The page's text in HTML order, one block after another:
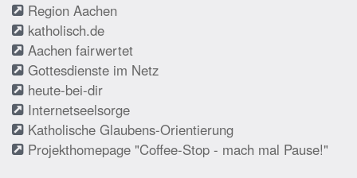
Region Aachen
katholisch.de
Aachen fairwertet
Gottesdienste im Netz
heute-bei-dir
Internetseelsorge
Katholische Glaubens-Orientierung
Projekthomepage "Coffee-Stop - mach mal Pause!"